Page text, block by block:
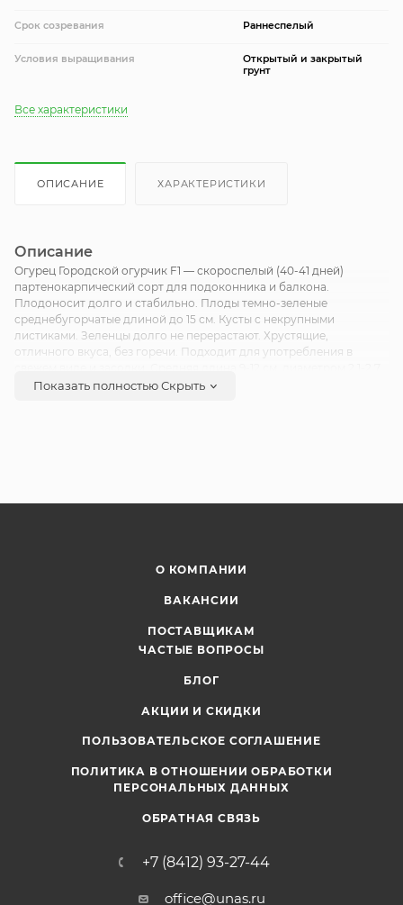
Срок созревания Раннеспелый
Условия выращивания
Открытый и закрытый
грунт
Все характеристики
ОПИСАНИЕ ХАРАКТЕРИСТИКИ
Описание
Огурец Городской огурчик F1 — скороспелый (40-41 дней)
партенокарпический сорт для подоконника и балкона.
Плодоносит долго и стабильно. Плоды темно-зеленые
среднебугорчатые длиной до 15 см. Кусты с некрупными
листиками. Зеленцы долго не перерастают. Хрустящие,
отличного вкуса, без горечи. Подходит для употребления в
см, массой 75-90 г. Средняя плотность посадки в теплицах
Показать полностьюСкрыть
О КОМПАНИИ
ВАКАНСИИ
ПОСТАВЩИКАМ
ЧАСТЫЕ ВОПРОСЫ
БЛОГ
АКЦИИ И СКИДКИ
ПОЛЬЗОВАТЕЛЬСКОЕ СОГЛАШЕНИЕ
ПОЛИТИКА В ОТНОШЕНИИ ОБРАБОТКИ
ПЕРСОНАЛЬНЫХ ДАННЫХ
ОБРАТНАЯ СВЯЗЬ
+7 (8412) 93-27-44
office@unas.ru